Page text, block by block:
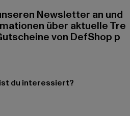
Newsletter an und
über aktuelle Tre
von DefShop p
du interessiert?